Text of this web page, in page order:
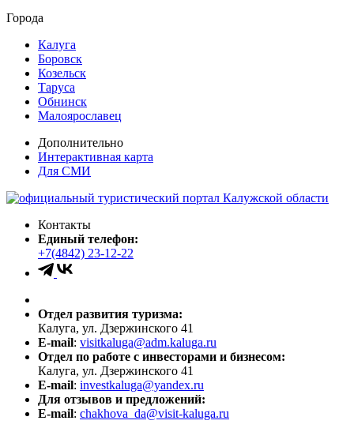
Города
Калуга
Боровск
Козельск
Таруса
Обнинск
Малоярославец
Дополнительно
Интерактивная карта
Для СМИ
Контакты
Единый телефон:
+7(4842) 23-12-22
Отдел развития туризма:
Калуга, ул. Дзержинского 41
E-mail: visitkaluga@adm.kaluga.ru
Отдел по работе с инвесторами и бизнесом:
Калуга, ул. Дзержинского 41
E-mail: investkaluga@yandex.ru
Для отзывов и предложений:
E-mail: chakhova_da@visit-kaluga.ru